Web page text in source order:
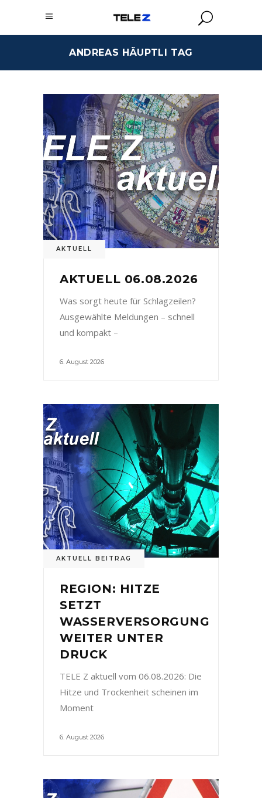
ANDREAS HÄUPTLI TAG
AKTUELL
AKTUELL 06.08.2026
Was sorgt heute für Schlagzeilen?
Ausgewählte Meldungen – schnell
und kompakt –
6. August 2026
AKTUELL BEITRAG
REGION: HITZE
SETZT
WASSERVERSORGUNG
WEITER UNTER
DRUCK
TELE Z aktuell vom 06.08.2026: Die
Hitze und Trockenheit scheinen im
Moment
6. August 2026